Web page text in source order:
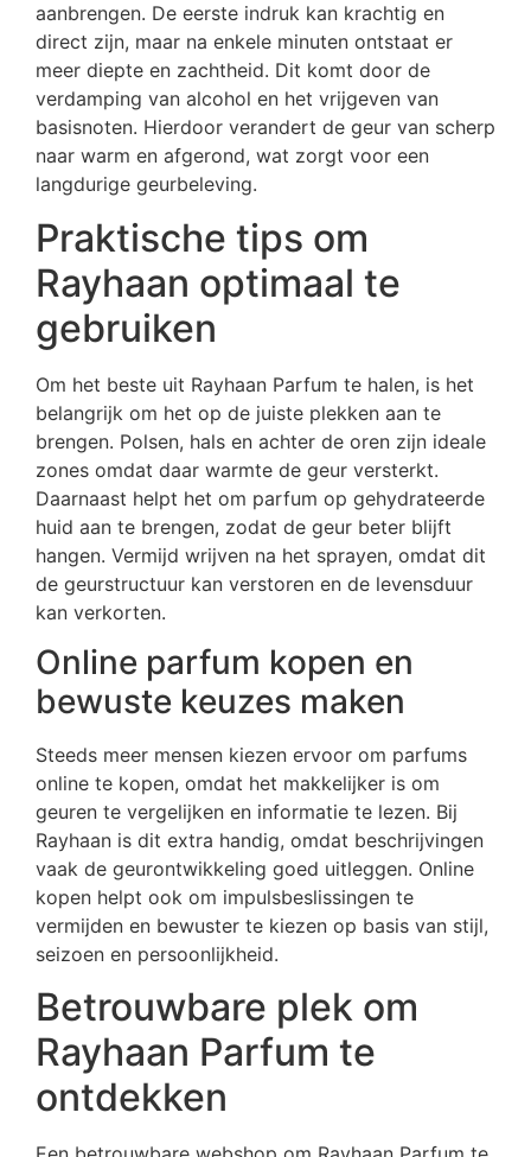
aanbrengen. De eerste indruk kan krachtig en
direct zijn, maar na enkele minuten ontstaat er
meer diepte en zachtheid. Dit komt door de
verdamping van alcohol en het vrijgeven van
basisnoten. Hierdoor verandert de geur van scherp
naar warm en afgerond, wat zorgt voor een
langdurige geurbeleving.
Praktische tips om
Rayhaan optimaal te
gebruiken
Om het beste uit Rayhaan Parfum te halen, is het
belangrijk om het op de juiste plekken aan te
brengen. Polsen, hals en achter de oren zijn ideale
zones omdat daar warmte de geur versterkt.
Daarnaast helpt het om parfum op gehydrateerde
huid aan te brengen, zodat de geur beter blijft
hangen. Vermijd wrijven na het sprayen, omdat dit
de geurstructuur kan verstoren en de levensduur
kan verkorten.
Online parfum kopen en
bewuste keuzes maken
Steeds meer mensen kiezen ervoor om parfums
online te kopen, omdat het makkelijker is om
geuren te vergelijken en informatie te lezen. Bij
Rayhaan is dit extra handig, omdat beschrijvingen
vaak de geurontwikkeling goed uitleggen. Online
kopen helpt ook om impulsbeslissingen te
vermijden en bewuster te kiezen op basis van stijl,
seizoen en persoonlijkheid.
Betrouwbare plek om
Rayhaan Parfum te
ontdekken